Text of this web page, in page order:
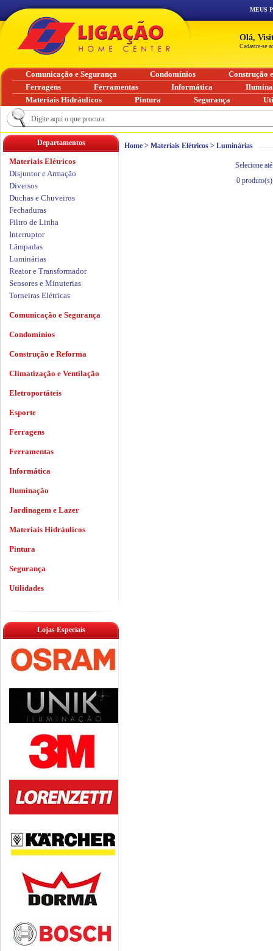
Home > Materiais Elétricos > Luminárias
Selecione
0produto(s)
Departamentos
Materiais Elétricos
Disjuntor e Armação
Diversos
Duchas e Chuveiros
Fechaduras
Filtro de Linha
Interruptor
Lâmpadas
Luminárias
Reator e Transformador
Sensores e Minuterias
Torneiras Elétricas
Comunicação e Segurança
Condomínios
Construção e Reforma
Climatização e Ventilação
Eletroportáteis
Esporte
Ferragens
Ferramentas
Informática
Iluminação
Jardinagem e Lazer
Materiais Hidráulicos
Pintura
Segurança
Utilidades
Lojas Especiais
MEUS
Olá,
Cadastre-se
Comunicação e Segurança Condomínios
Construção
Ferragens
Ferramentas Informática
Materiais Hidráulicos
Pintura Segurança